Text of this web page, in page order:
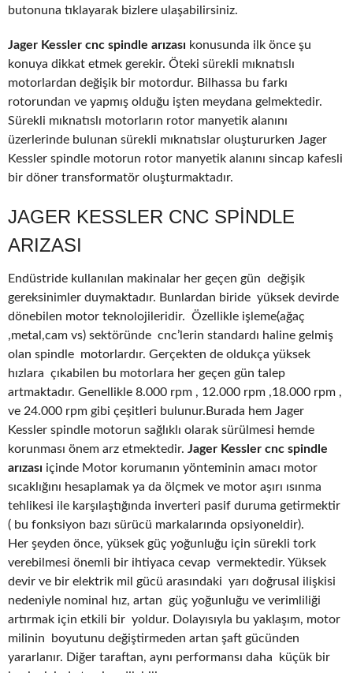
butonuna tıklayarak bizlere ulaşabilirsiniz.
Jager Kessler cnc spindle arızası konusunda ilk önce şu
konuya dikkat etmek gerekir. Öteki sürekli mıknatıslı
motorlardan değişik bir motordur. Bilhassa bu farkı
rotorundan ve yapmış olduğu işten meydana gelmektedir.
Sürekli mıknatıslı motorların rotor manyetik alanını
üzerlerinde bulunan sürekli mıknatıslar oluştururken Jager
Kessler spindle motorun rotor manyetik alanını sincap kafesli
bir döner transformatör oluşturmaktadır.
JAGER KESSLER CNC SPINDLE
ARIZASI
Endüstride kullanılan makinalar her geçen gün değişik
gereksinimler duymaktadır. Bunlardan biride yüksek devirde
dönebilen motor teknolojileridir. Özellikle işleme(ağaç
,metal,cam vs) sektöründe cnc’lerin standardı haline gelmiş
olan spindle motorlardır. Gerçekten de oldukça yüksek
hızlara çıkabilen bu motorlara her geçen gün talep
artmaktadır. Genellikle 8.000 rpm , 12.000 rpm ,18.000 rpm ,
ve 24.000 rpm gibi çeşitleri bulunur.Burada hem Jager
Kessler spindle motorun sağlıklı olarak sürülmesi hemde
korunması önem arz etmektedir. Jager Kessler cnc spindle
arızası içinde Motor korumanın yönteminin amacı motor
sıcaklığını hesaplamak ya da ölçmek ve motor aşırı ısınma
tehlikesi ile karşılaştığında inverteri pasif duruma getirmektir
( bu fonksiyon bazı sürücü markalarında opsiyoneldir).
Her şeyden önce, yüksek güç yoğunluğu için sürekli tork
verebilmesi önemli bir ihtiyaca cevap vermektedir. Yüksek
devir ve bir elektrik mil gücü arasındaki yarı doğrusal ilişkisi
nedeniyle nominal hız, artan güç yoğunluğu ve verimliliği
artırmak için etkili bir yoldur. Dolayısıyla bu yaklaşım, motor
milinin boyutunu değiştirmeden artan şaft gücünden
yararlanır. Diğer taraftan, aynı performansı daha küçük bir